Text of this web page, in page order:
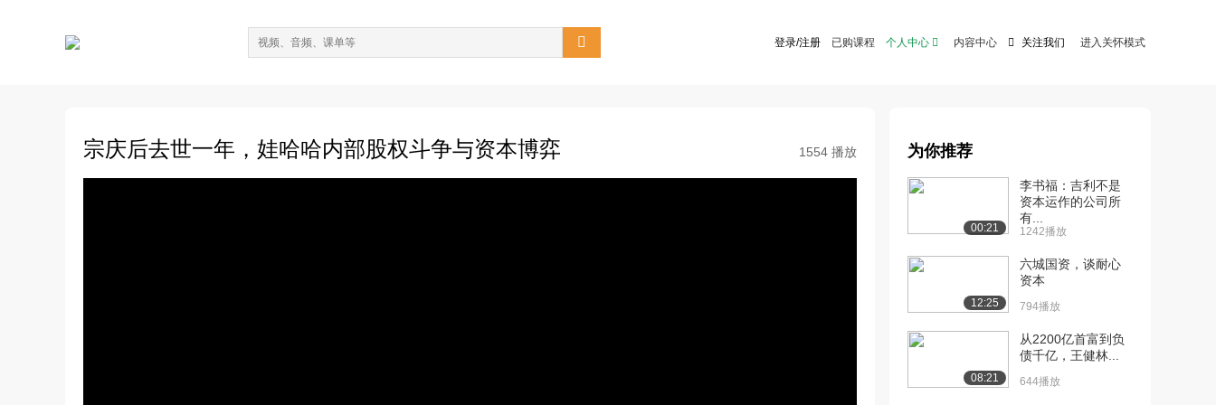
 登录/注册 已购课程 个人中心  内容中心  关注我们 进入关怀模式
宗庆后去世一年，娃哈哈内部股权斗争与资本博弈 1554 播放 为你推荐
00:21
李书福：吉利不是
资本运作的公司所
有...
1242播放
12:25
六城国资，谈耐心
资本
794播放
08:21
从2200亿首富到负
债千亿，王健林...
644播放